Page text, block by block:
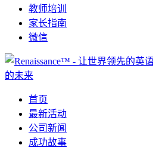
教师培训
家长指南
微信
首页
最新活动
公司新闻
成功故事